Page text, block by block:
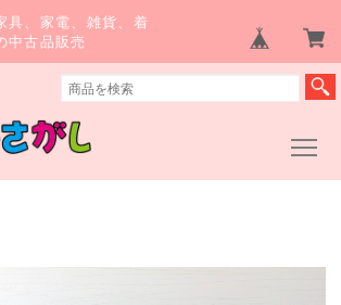
具、家電、雑貨、着
中古品販売